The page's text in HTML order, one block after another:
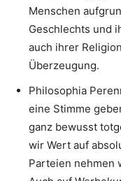
Menschen
Geschlechts und
auch ihrer
Überzeugung.
Philosophia
eine Stimme
ganz bewusst
wir Wert auf
Parteien nehmen